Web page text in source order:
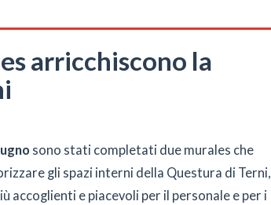
arricchiscono la
sono stati completati due murales che
gli spazi interni della Questura di Terni,
accoglienti e piacevoli per il personale e per i